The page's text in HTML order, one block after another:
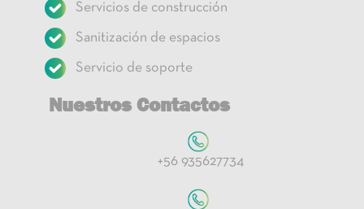
Servicios de construcción
Sanitización de espacios
Servicio de soporte
Nuestros Contactos
+56 935627734